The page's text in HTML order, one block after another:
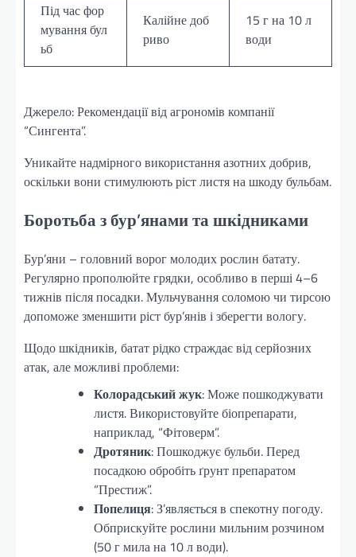
Під час фор
мування бул
ьб
Калійне доб
риво
15 г на 10 л
води
Джерело: Рекомендації від агрономів компанії
“Сингента”.
Уникайте надмірного використання азотних добрив,
оскільки вони стимулюють ріст листя на шкоду бульбам.
Боротьба з бур’янами та шкідниками
Бур’яни – головний ворог молодих рослин батату.
Регулярно прополюйте грядки, особливо в перші 4–6
тижнів після посадки. Мульчування соломою чи тирсою
допоможе зменшити ріст бур’янів і зберегти вологу.
Щодо шкідників, батат рідко страждає від серйозних
атак, але можливі проблеми:
Колорадський жук: Може пошкоджувати
листя. Використовуйте біопрепарати,
наприклад, “Фітоверм”.
Дротяник: Пошкоджує бульби. Перед
посадкою обробіть ґрунт препаратом
“Престиж”.
Попелиця: З’являється в спекотну погоду.
Обприскуйте рослини мильним розчином
(50 г мила на 10 л води).